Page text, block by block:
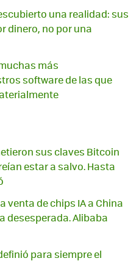
una realidad: sus
dinero, no por una
más
software de las que
sus claves Bitcoin
estar a salvo. Hasta
venta de chips IA a China
desesperada. Alibaba
para siempre el